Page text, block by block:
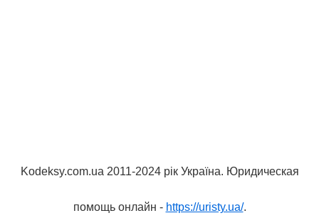
Kodeksy.com.ua 2011-2024 рік Україна. Юридическая
помощь онлайн - https://uristy.ua/.